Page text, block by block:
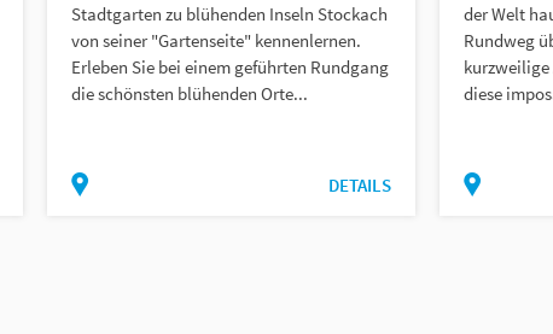
Stadtgarten zu blühenden Inseln Stockach
von seiner "Gartenseite" kennenlernen.
Erleben Sie bei einem geführten Rundgang
die schönsten blühenden Orte...
DETAILS
der Welt
Rundweg
kurzweilige
diese